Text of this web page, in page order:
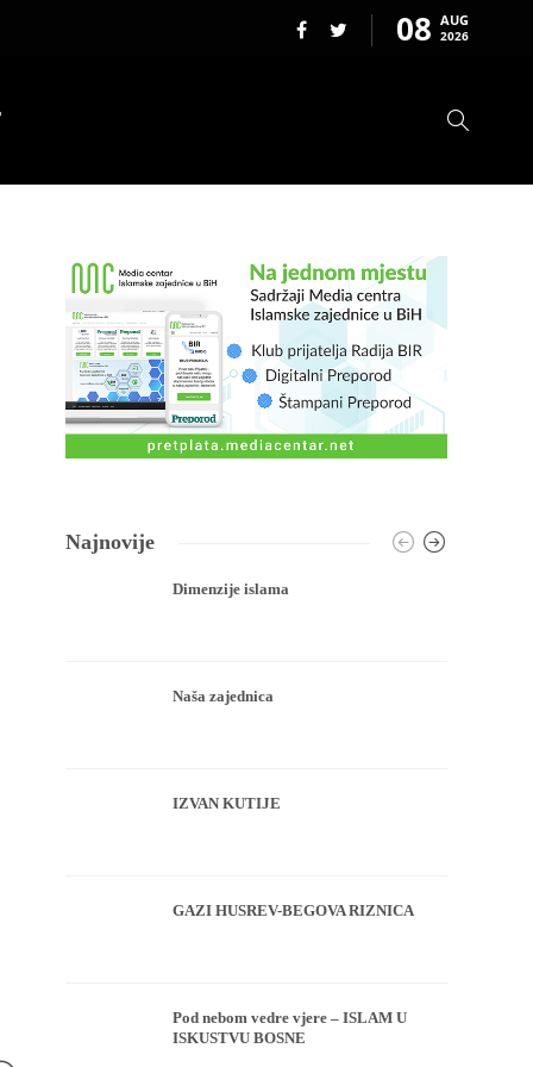
08 AUG
2026
Najnovije
Dimenzije islama
Naša zajednica
IZVAN KUTIJE
GAZI HUSREV-BEGOVA RIZNICA
Pod nebom vedre vjere – ISLAM U
ISKUSTVU BOSNE